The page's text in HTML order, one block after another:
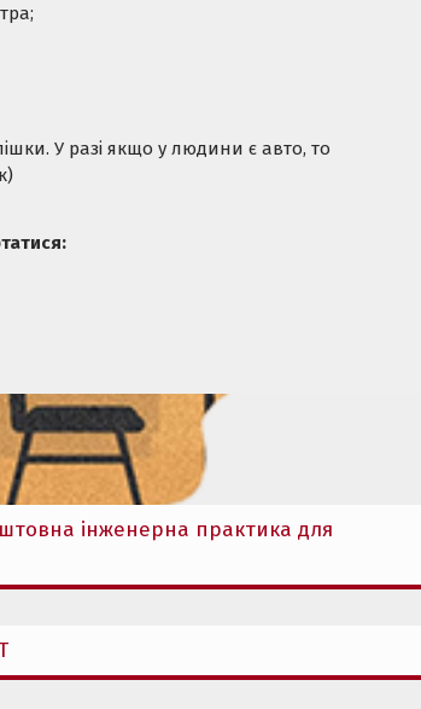
У разі якщо у людини є авто, то
інженерна практика для